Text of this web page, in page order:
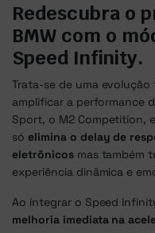
Redescubra o
BMW com o
Speed Infinity.
Trata-se de uma
amplificar a performance
Sport, o M2 Competition,
só elimina o delay de
eletrônicosmas também
experiência dinâmica e
Ao integrar o Speed
melhoria imediata na